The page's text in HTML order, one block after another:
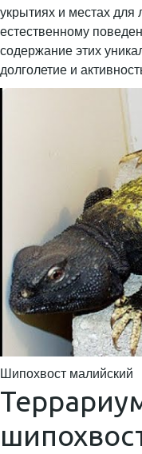
укрытиях и местах для
естественному
содержание этих
долголетие и
Шипохвост малийский